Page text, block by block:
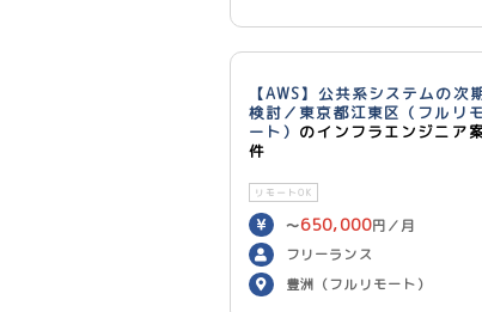
【AWS】公共系システムの次
検討／東京都江東区（フルリモ
ート） のインフラエンジニア
件
リモートOK
〜650,000円／月
フリーランス
豊洲（フルリモート）